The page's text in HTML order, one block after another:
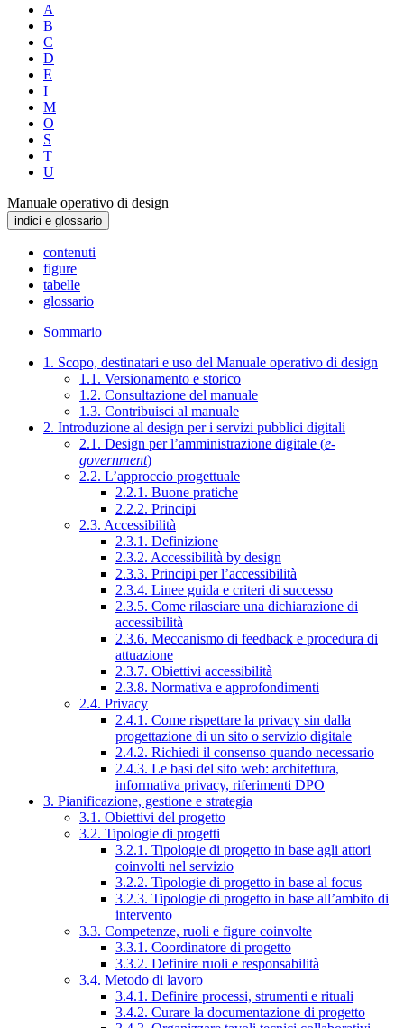
A
B
C
D
E
I
M
O
S
T
U
Manuale operativo di design
indici e glossario
contenuti
figure
tabelle
glossario
Sommario
1. Scopo, destinatari e uso del Manuale operativo di design
1.1. Versionamento e storico
1.2. Consultazione del manuale
1.3. Contribuisci al manuale
2. Introduzione al design per i servizi pubblici digitali
2.1. Design per l’amministrazione digitale (e-
government)
2.2. L’approccio progettuale
2.2.1. Buone pratiche
2.2.2. Principi
2.3. Accessibilità
2.3.1. Definizione
2.3.2. Accessibilità by design
2.3.3. Principi per l’accessibilità
2.3.4. Linee guida e criteri di successo
2.3.5. Come rilasciare una dichiarazione di
accessibilità
2.3.6. Meccanismo di feedback e procedura di
attuazione
2.3.7. Obiettivi accessibilità
2.3.8. Normativa e approfondimenti
2.4. Privacy
2.4.1. Come rispettare la privacy sin dalla
progettazione di un sito o servizio digitale
2.4.2. Richiedi il consenso quando necessario
2.4.3. Le basi del sito web: architettura,
informativa privacy, riferimenti DPO
3. Pianificazione, gestione e strategia
3.1. Obiettivi del progetto
3.2. Tipologie di progetti
3.2.1. Tipologie di progetto in base agli attori
coinvolti nel servizio
3.2.2. Tipologie di progetto in base al focus
3.2.3. Tipologie di progetto in base all’ambito di
intervento
3.3. Competenze, ruoli e figure coinvolte
3.3.1. Coordinatore di progetto
3.3.2. Definire ruoli e responsabilità
3.4. Metodo di lavoro
3.4.1. Definire processi, strumenti e rituali
3.4.2. Curare la documentazione di progetto